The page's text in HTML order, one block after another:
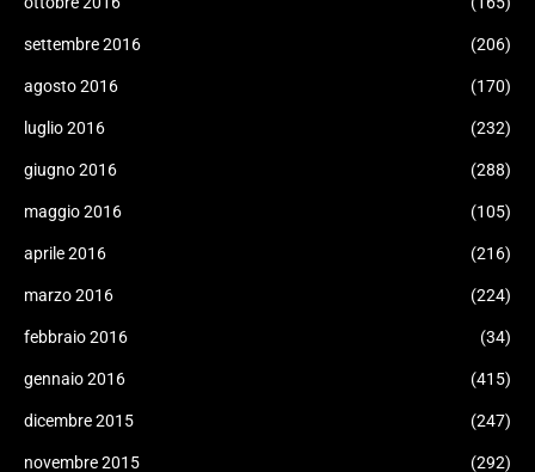
settembre 2016 (206)
agosto 2016 (170)
luglio 2016 (232)
giugno 2016 (288)
maggio 2016 (105)
aprile 2016 (216)
marzo 2016 (224)
febbraio 2016 (34)
gennaio 2016 (415)
dicembre 2015 (247)
novembre 2015 (292)